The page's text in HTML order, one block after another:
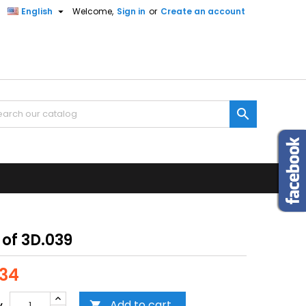
Welcome, Sign in or Create an account
English 

3D.039